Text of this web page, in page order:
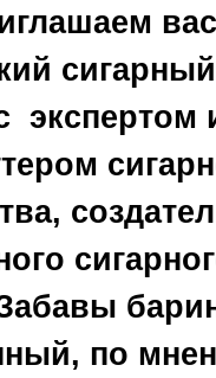
экспертом
по